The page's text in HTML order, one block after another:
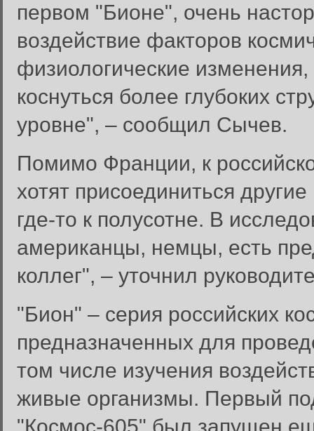
первом "Бионе", очень
воздействие факторов
физиологические
коснуться более глубоких
уровне", – сообщил Сычев.
Помимо Франции, к
хотят присоединиться
где-то к полусотне. В
американцы, немцы, есть
коллег", – уточнил
"Бион" – серия российских
предназначенных для
том числе изучения
живые организмы. Первый
Вход в систему
Введите имя пользователя и
Вход в систему
Имя пользователя: